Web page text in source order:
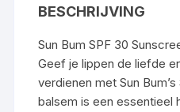
BESCHRIJVING
Sun Bum SPF 30
Geef je lippen de liefde
verdienen met Sun
balsem is een essentieel